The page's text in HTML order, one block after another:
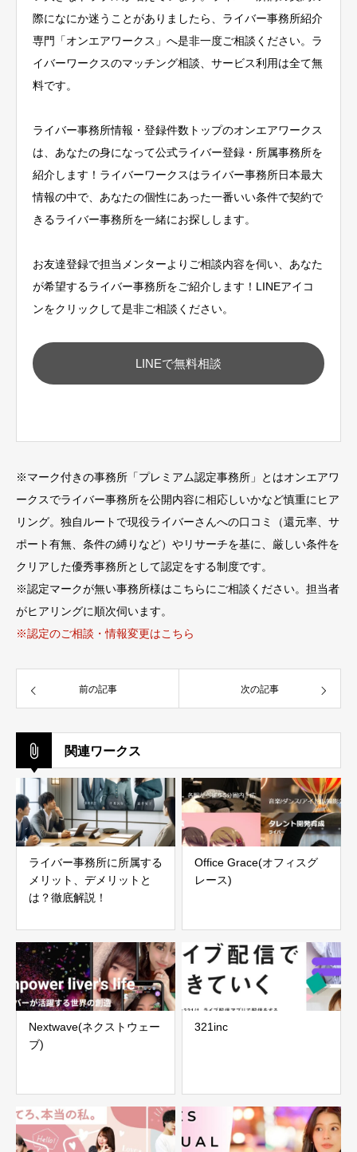
際になにか迷うことがありましたら、ライバー事務所紹介
専門「オンエアワークス」へ是非一度ご相談ください。ラ
イバーワークスのマッチング相談、サービス利用は全て無
料です。
ライバー事務所情報・登録件数トップのオンエアワークス
は、あなたの身になって公式ライバー登録・所属事務所を
紹介します！ライバーワークスはライバー事務所日本最大
情報の中で、あなたの個性にあった一番いい条件で契約で
きるライバー事務所を一緒にお探しします。
お友達登録で担当メンターよりご相談内容を伺い、あなた
が希望するライバー事務所をご紹介します！LINEアイコ
ンをクリックして是非ご相談ください。
LINEで無料相談
※マーク付きの事務所「プレミアム認定事務所」とはオンエアワ
ークスでライバー事務所を公開内容に相応しいかなど慎重にヒア
リング。独自ルートで現役ライバーさんへの口コミ（還元率、サ
ポート有無、条件の縛りなど）やリサーチを基に、厳しい条件を
クリアした優秀事務所として認定をする制度です。
※認定マークが無い事務所様はこちらにご相談ください。担当者
がヒアリングに順次伺います。
※認定のご相談・情報変更はこちら
前の記事 次の記事
関連ワークス
ライバー事務所に所属する
メリット、デメリットと
は？徹底解説！
Office Grace(オフィスグ
レース)
Nextwave(ネクストウェー
ブ)
321inc